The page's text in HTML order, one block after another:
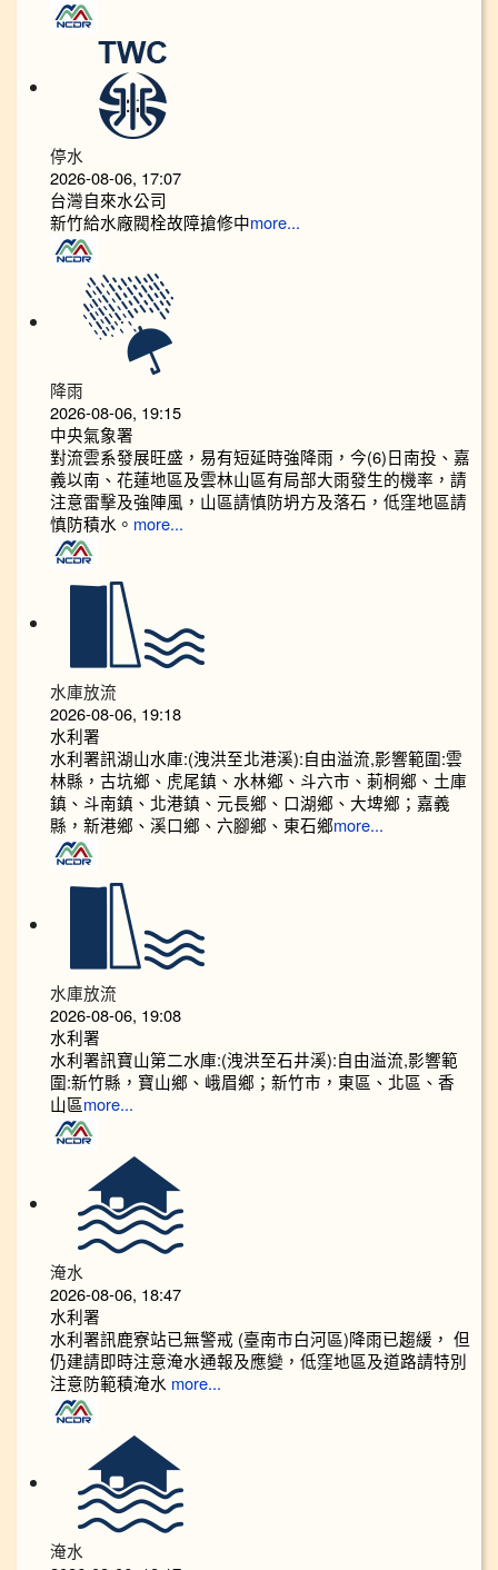
停水
2026-08-06, 17:07
台灣自來水公司
新竹給水廠閥栓故障搶修中more...
降雨
2026-08-06, 19:15
中央氣象署
對流雲系發展旺盛，易有短延時強降雨，今(6)日南投、嘉
義以南、花蓮地區及雲林山區有局部大雨發生的機率，請
注意雷擊及強陣風，山區請慎防坍方及落石，低窪地區請
慎防積水。 more...
水庫放流
2026-08-06, 19:18
水利署
水利署訊湖山水庫:(洩洪至北港溪):自由溢流,影響範圍:雲
林縣，古坑鄉、虎尾鎮、水林鄉、斗六市、莿桐鄉、土庫
鎮、斗南鎮、北港鎮、元長鄉、口湖鄉、大埤鄉；嘉義
縣，新港鄉、溪口鄉、六腳鄉、東石鄉more...
水庫放流
2026-08-06, 19:08
水利署
水利署訊寶山第二水庫:(洩洪至石井溪):自由溢流,影響範
圍:新竹縣，寶山鄉、峨眉鄉；新竹市，東區、北區、香
山區more...
淹水
2026-08-06, 18:47
水利署
水利署訊鹿寮站已無警戒 (臺南市白河區)降雨已趨緩， 但
仍建請即時注意淹水通報及應變，低窪地區及道路請特別
注意防範積淹水 more...
淹水